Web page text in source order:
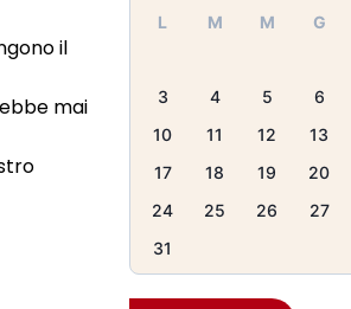
il
mai
L M M G
3
4 5 6
10
11 12 13
17
18 19 20
24
25 26 27
31